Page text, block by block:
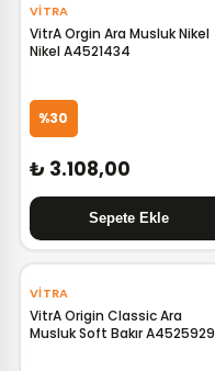
VITRA
VitrA Orgin Ara Musluk Nikel
Nikel A4521434
%30
₺ 3.108,00
VITRA
VitrA Origin Classic Ara
Musluk Soft Bakır A4525929